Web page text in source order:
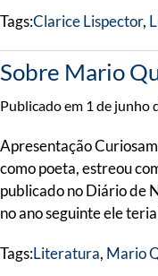
Tags:Clarice Lispector,
Sobre Mario
Publicado em 1 de junho
Apresentação
como poeta, estreou
publicado no Diário de
no ano seguinte ele
Tags:Literatura, Mario